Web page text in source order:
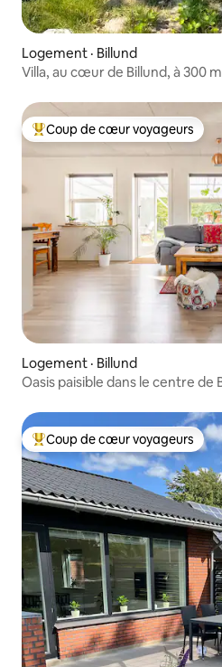
Logement · Billund
Villa, au cœur de Billund, à 300
Coup de cœur voyageurs parmi
Coup de cœur voyageurs
Logement · Billund
Oasis paisible dans le centre de
Coup de cœur voyageurs parmi
Coup de cœur voyageurs